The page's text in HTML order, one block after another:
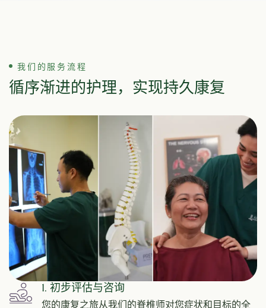
我们的服务流程
循序渐进的护理，实现持久康复
1. 初步评估与咨询
您的康复之旅从我们的脊椎师对您症状和目标的全